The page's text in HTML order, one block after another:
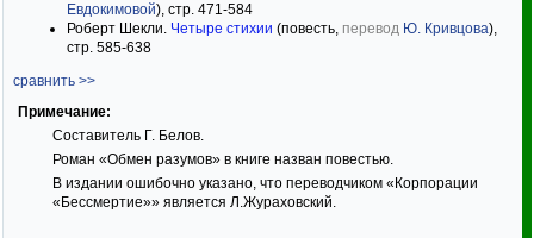
Евдокимовой), стр. 471-584
Роберт Шекли. Четыре стихии (повесть, перевод Ю. Кривцова),
стр. 585-638
сравнить >>
Примечание:
Составитель Г. Белов.
Роман «Обмен разумов» в книге назван повестью.
В издании ошибочно указано, что переводчиком «Корпорации
«Бессмертие»» является Л.Жураховский.